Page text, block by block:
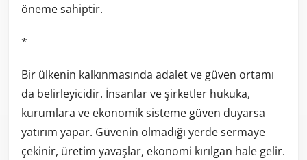
öneme sahiptir.
*
Bir ülkenin kalkınmasında adalet ve güven ortamı
da belirleyicidir. İnsanlar ve şirketler hukuka,
kurumlara ve ekonomik sisteme güven duyarsa
yatırım yapar. Güvenin olmadığı yerde sermaye
çekinir, üretim yavaşlar, ekonomi kırılgan hale gelir.